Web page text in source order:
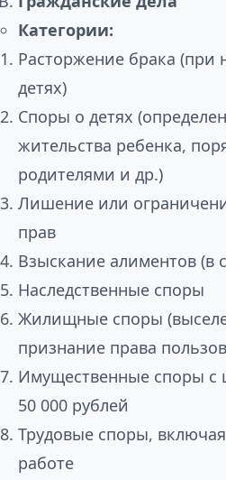
Категории:
Расторжение брака (при
детях)
Споры о детях
жительства ребенка,
родителями и др.)
Лишение или
прав
Взыскание алиментов (в
Наследственные споры
Жилищные споры
признание права
Имущественные споры с
50 000 рублей
Трудовые споры,
работе